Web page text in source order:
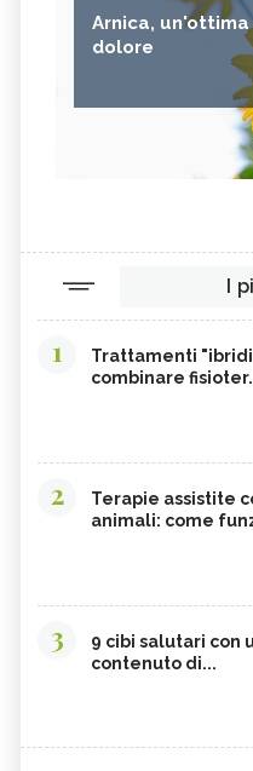
Arnica,
dolore
I
1
Trattamenti
combinare
2
Terapie assistite
animali: come
3
9 cibi salutari con
contenuto di...